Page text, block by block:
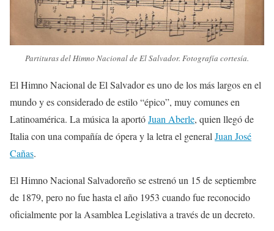
Partituras del Himno Nacional de El Salvador. Fotografía cortesía.
El Himno Nacional de El Salvador es uno de los más largos en el
mundo y es considerado de estilo “épico”, muy comunes en
Latinoamérica. La música la aportóJuan Aberle, quien llegó de
Italia con una compañía de ópera y la letra el general Juan José
Cañas.
El Himno Nacional Salvadoreño se estrenó un 15 de septiembre
de 1879, pero no fue hasta el año 1953 cuando fue reconocido
oficialmente por la Asamblea Legislativa a través de un decreto.